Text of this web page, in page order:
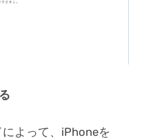
よって、iPhoneを